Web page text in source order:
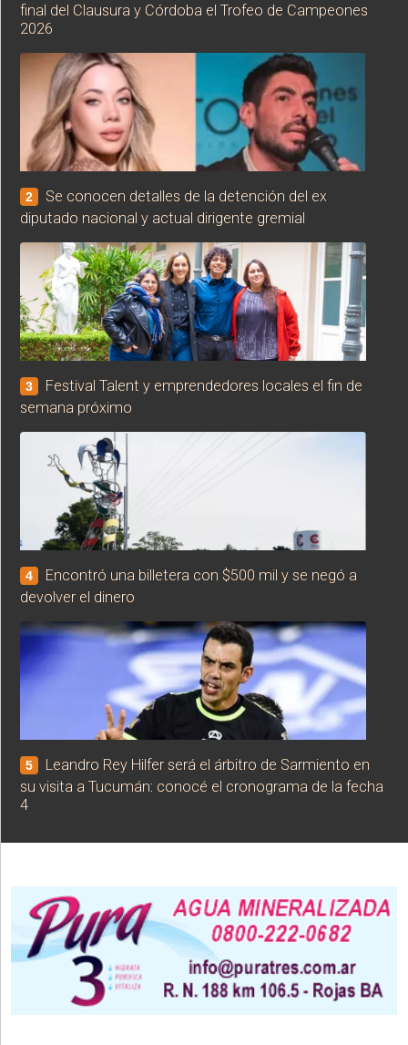
final del Clausura y Córdoba el Trofeo de Campeones
2026
2
Se conocen detalles de la detención del ex
diputado nacional y actual dirigente gremial
3
Festival Talent y emprendedores locales el fin de
semana próximo
4
Encontró una billetera con $500 mil y se negó a
devolver el dinero
5
Leandro Rey Hilfer será el árbitro de Sarmiento en
su visita a Tucumán: conocé el cronograma de la fecha
4